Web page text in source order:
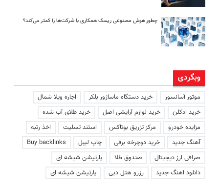
چطور هوش مصنوعی ریسک همکاری با شرکت‌ها را کمتر می‌کند؟
وبگردی
موتور آسانسور خرید دستگاه ماساژور بلکر
اجاره ویلا شمال
خرید ادکلن
خرید لوازم آرایشی اصل
خرید طلای آب شده
مزایده خودرو
مرکز تزریق بوتاکس استند تسلیت
اخذ رتبه
آهنگ جدید
خرید دوچرخه برقی چاپ لیبل
Buy backlinks
صرافی ارز دیجیتال
صندوق طلا
پارتیشن شیشه ای
دانلود اهنگ جدید
رزرو هتل دبی پارتیشن شیشه ای